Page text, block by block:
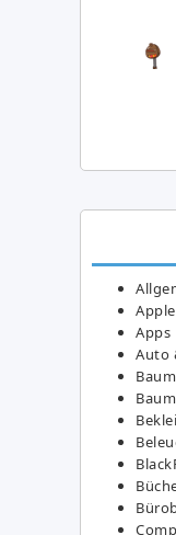
Apple
Apps
Auto